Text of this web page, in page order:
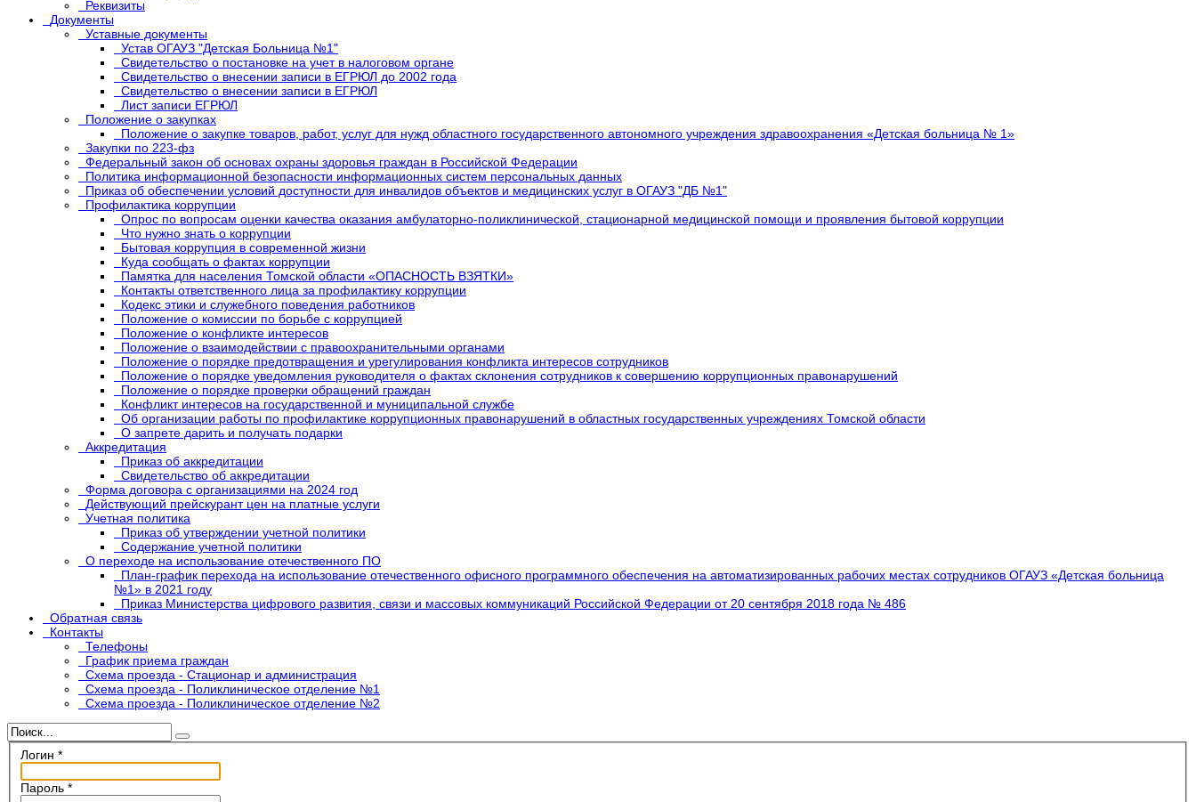
Реквизиты
Документы
Уставные документы
Устав ОГАУЗ "Детская Больница №1"
Свидетельство о постановке на учет в налоговом органе
Свидетельство о внесении записи в ЕГРЮЛ до 2002 года
Свидетельство о внесении записи в ЕГРЮЛ
Лист записи ЕГРЮЛ
Положение о закупках
Положение о закупке товаров, работ, услуг для нужд областного государственного автономного учреждения здравоохранения «Детская больница № 1»
Закупки по 223-фз
Федеральный закон об основах охраны здоровья граждан в Российской Федерации
Политика информационной безопасности информационных систем персональных данных
Приказ об обеспечении условий доступности для инвалидов объектов и медицинских услуг в ОГАУЗ "ДБ №1"
Профилактика коррупции
Опрос по вопросам оценки качества оказания амбулаторно-поликлинической, стационарной медицинской помощи и проявления бытовой коррупции
Что нужно знать о коррупции
Бытовая коррупция в современной жизни
Куда сообщать о фактах коррупции
Памятка для населения Томской области «ОПАСНОСТЬ ВЗЯТКИ»
Контакты ответственного лица за профилактику коррупции
Кодекс этики и служебного поведения работников
Положение о комиссии по борьбе с коррупцией
Положение о конфликте интересов
Положение о взаимодействии с правоохранительными органами
Положение о порядке предотвращения и урегулирования конфликта интересов сотрудников
Положение о порядке уведомления руководителя о фактах склонения сотрудников к совершению коррупционных правонарушений
Положение о порядке проверки обращений граждан
Конфликт интересов на государственной и муниципальной службе
Об организации работы по профилактике коррупционных правонарушений в областных государственных учреждениях Томской области
О запрете дарить и получать подарки
Аккредитация
Приказ об аккредитации
Свидетельство об аккредитации
Форма договора с организациями на 2024 год
Действующий прейскурант цен на платные услуги
Учетная политика
Приказ об утверждении учетной политики
Содержание учетной политики
О переходе на использование отечественного ПО
План-график перехода на использование отечественного офисного программного обеспечения на автоматизированных рабочих местах сотрудников ОГАУЗ «Детская больница
№1» в 2021 году
Приказ Министерства цифрового развития, связи и массовых коммуникаций Российской Федерации от 20 сентября 2018 года № 486
Обратная связь
Контакты
Телефоны
График приема граждан
Схема проезда - Стационар и администрация
Схема проезда - Поликлиническое отделение №1
Схема проезда - Поликлиническое отделение №2
Логин *
Пароль*